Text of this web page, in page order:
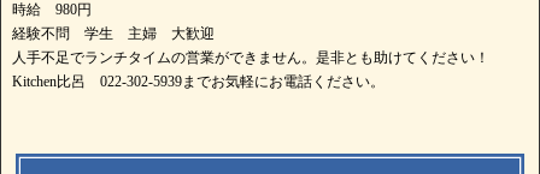
時給 980円
経験不問 学生 主婦 大歓迎
人手不足でランチタイムの営業ができません。是非とも助けてください！
Kitchen比呂 022-302-5939までお気軽にお電話ください。